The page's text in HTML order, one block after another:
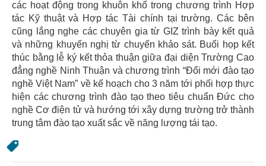
các hoạt động trong khuôn khổ trong chương trình Hợp
tác Kỹ thuật và Hợp tác Tài chính tại trường. Các bên
cũng lắng nghe các chuyên gia từ GIZ trình bày kết quả
và những khuyến nghị từ chuyến khảo sát. Buổi họp kết
thúc bằng lễ ký kết thỏa thuận giữa đại diện Trường Cao
đẳng nghề Ninh Thuận và chương trình “Đổi mới đào tạo
nghề Việt Nam” về kế hoạch cho 3 năm tới phối hợp thực
hiện các chương trình đào tạo theo tiêu chuẩn Đức cho
nghề Cơ điện tử và hướng tới xây dựng trường trở thành
trung tâm đào tạo xuất sắc về năng lượng tái tạo.